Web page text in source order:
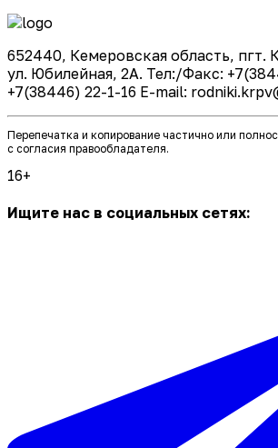
652440, Кемеровская область, пгт.
ул. Юбилейная, 2А. Тел:/Факс:
+7(38446) 22-1-16 E-mail:
Перепечатка и копирование частично или
с согласия правообладателя.
16+
Ищите нас в социальных сетях: